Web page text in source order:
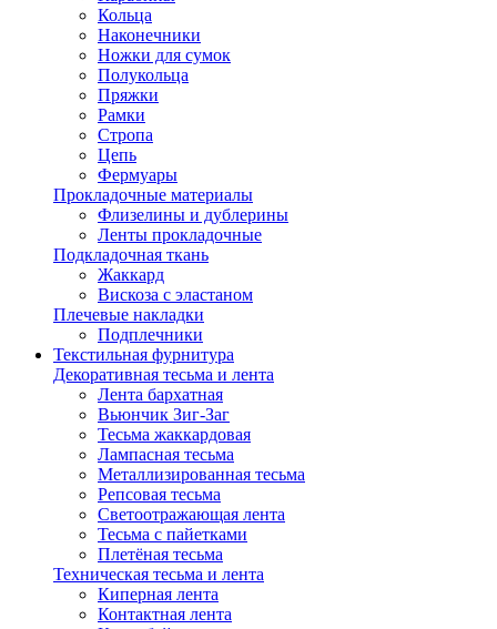
Кольца
Наконечники
Ножки для сумок
Полукольца
Пряжки
Рамки
Стропа
Цепь
Фермуары
Прокладочные материалы
Флизелины и дублерины
Ленты прокладочные
Подкладочная ткань
Жаккард
Вискоза с эластаном
Плечевые накладки
Подплечники
Текстильная фурнитура
Декоративная тесьма и лента
Лента бархатная
Вьюнчик Зиг-Заг
Тесьма жаккардовая
Лампасная тесьма
Металлизированная тесьма
Репсовая тесьма
Светоотражающая лента
Тесьма с пайетками
Плетёная тесьма
Техническая тесьма и лента
Киперная лента
Контактная лента